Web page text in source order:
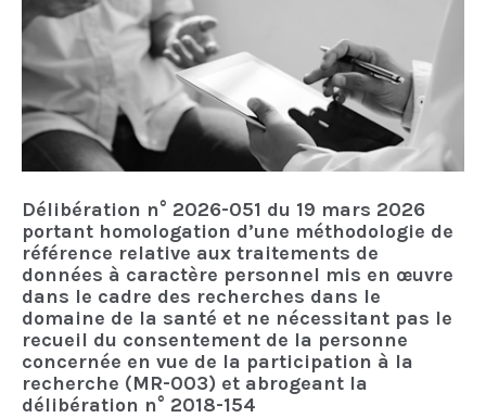
Délibération n° 2026-051 du 19 mars 2026
portant homologation d’une méthodologie de
référence relative aux traitements de
données à caractère personnel mis en œuvre
dans le cadre des recherches dans le
domaine de la santé et ne nécessitant pas le
recueil du consentement de la personne
concernée en vue de la participation à la
recherche (MR-003) et abrogeant la
délibération n° 2018-154